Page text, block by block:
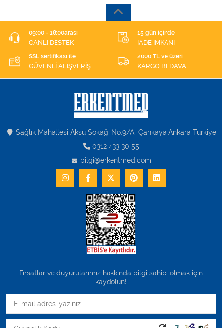
09:00 - 18:00arası
CANLI DESTEK
15 gün içinde
İADE İMKANI
SSL sertifikası ile
GÜVENLİ ALIŞVERİŞ
2000 TL ve üzeri
KARGO BEDAVA
Sağlık Mahallesi Aksu Sokağı No:9/A Çankaya Ankara Turkiye
0312 433 30 55
bilgi@erkentmed.com
Fırsatlar ve duyurularımız hakkında bilgi sahibi olmak için
kaydolun!